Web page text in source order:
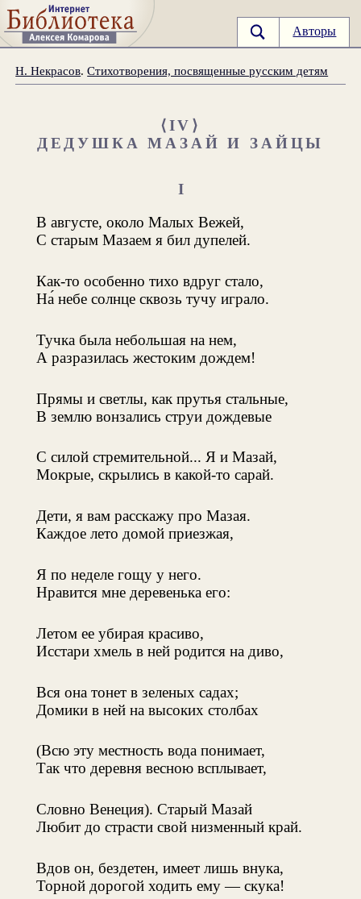
Авторы
Н. Некрасов.Стихотворения, посвященные русским детям
⟨IV⟩
ДЕДУШКА МАЗАЙ И ЗАЙЦЫ
I
В августе, около Малых Вежей,
С старым Мазаем я бил дупелей.
Как-то особенно тихо вдруг стало,
На́ небе солнце сквозь тучу играло.
Тучка была небольшая на нем,
А разразилась жестоким дождем!
Прямы и светлы, как прутья стальные,
В землю вонзались струи дождевые
С силой стремительной... Я и Мазай,
Мокрые, скрылись в какой-то сарай.
Дети, я вам расскажу про Мазая.
Каждое лето домой приезжая,
Я по неделе гощу у него.
Нравится мне деревенька его:
Летом ее убирая красиво,
Исстари хмель в ней родится на диво,
Вся она тонет в зеленых садах;
Домики в ней на высоких столбах
(Всю эту местность вода понимает,
Так что деревня весною всплывает,
Словно Венеция). Старый Мазай
Любит до страсти свой низменный край.
Вдов он, бездетен, имеет лишь внука,
Торной дорогой ходить ему — скука!